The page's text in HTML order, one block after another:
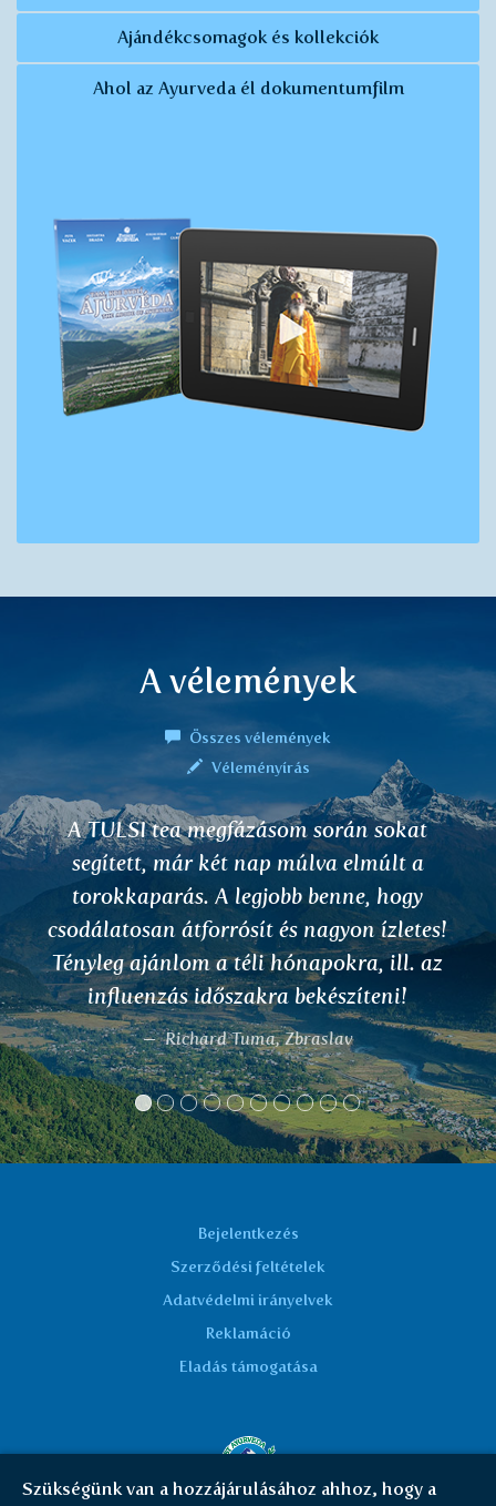
Ajándékcsomagok és kollekciók
Ahol az Ayurveda él dokumentumfilm
A vélemények
Összes vélemények
Véleményírás
sokat
a
hogy
ízletes!
ill. az
Jó napot, Már négy
kipróbáltam: NIMBA,
BHRINGARAJ és
mindegyiknél pozitív
találkoztam, ezért
Szeretnék köszönetet
gyártójának és az
Lucie Švestková
Bejelentkezés
Szerződési feltételek
Adatvédelmi irányelvek
Reklamáció
Eladás támogatása
Szükségünk van a hozzájárulásához ahhoz, hogy a